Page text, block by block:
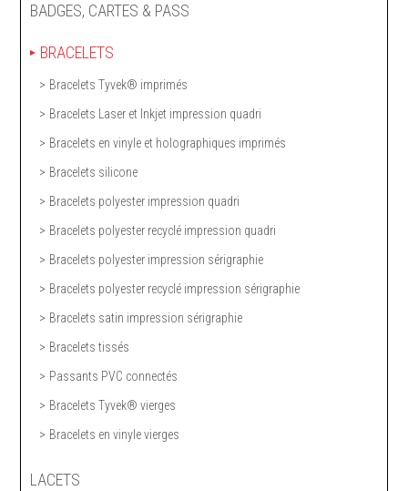
BADGES, CARTES & PASS
BRACELETS
Bracelets Tyvek® imprimés
Bracelets Laser et Inkjet impression quadri
Bracelets en vinyle et holographiques imprimés
Bracelets silicone
Bracelets polyester impression quadri
Bracelets polyester recyclé impression quadri
Bracelets polyester impression sérigraphie
Bracelets polyester recyclé impression sérigraphie
Bracelets satin impression sérigraphie
Bracelets tissés
Passants PVC connectés
Bracelets Tyvek® vierges
Bracelets en vinyle vierges
LACETS